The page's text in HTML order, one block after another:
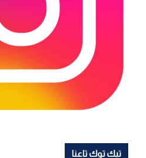
تيك توك تاعنا